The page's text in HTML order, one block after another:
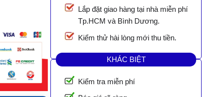
Lắp đặt giao hàng tại nhà miễn phí
Tp.HCM và Bình Dương.
Kiểm thử hài lòng mới thu tiền.
KHÁC BIỆT
Kiểm tra miễn phí